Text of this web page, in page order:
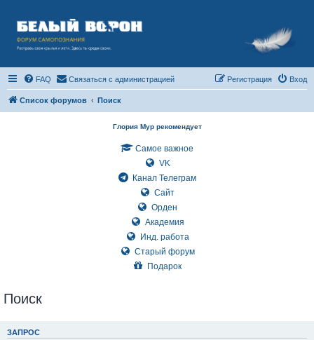
FAQ Связаться с администрацией Вход
Регистрация
Список форумов Поиск
Глория Мур рекомендует
Самое важное
VK
Канал Телеграм
Сайт
Орден
Академия
Инд. работа
Старый форум
Подарок
Поиск
ЗАПРОС